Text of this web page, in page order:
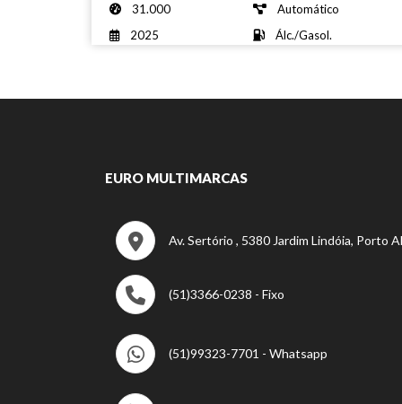
31.000
Automático
2025
Álc./Gasol.
EURO MULTIMARCAS
Av. Sertório , 5380 Jardim Lindóia, Porto
(51)3366-0238 - Fixo
(51)99323-7701 - Whatsapp